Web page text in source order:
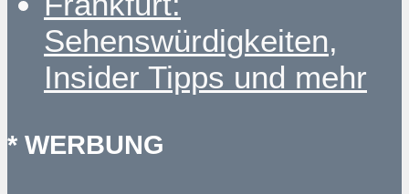
Sehenswürdigkeiten,
Insider Tipps und mehr
* WERBUNG